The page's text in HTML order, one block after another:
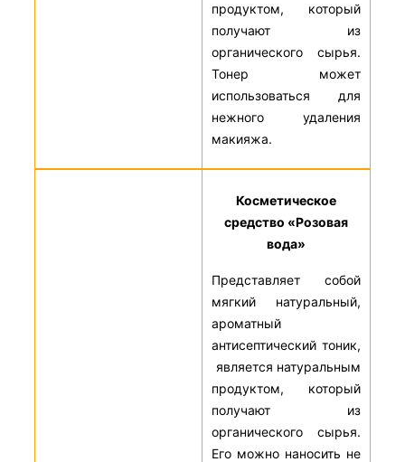
продуктом, который
получают из
органического сырья.
Тонер может
использоваться для
нежного удаления
макияжа.
Косметическое
средство «Розовая
вода»
Представляет собой
мягкий натуральный,
ароматный
антисептический тоник,
является натуральным
продуктом, который
получают из
органического сырья.
Его можно наносить не